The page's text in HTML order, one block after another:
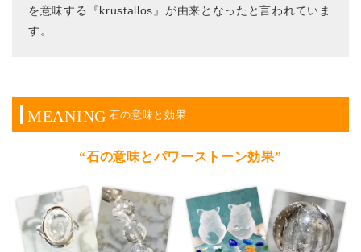
を意味する『krustallos』が由来となったと言われていま
す。
MEANING 石の意味と効果
“石の意味とパワーストーン効果”